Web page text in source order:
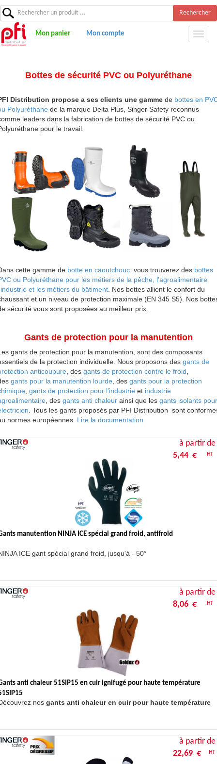
Rechercher
Mon panier Mon compte
Bottes de sécurité PVC ou Polyuréthane
Distribution propose a ses clients une gamme de bottes en
Polyuréthane de la marque Delta Plus, Singer Safety reconnus
leaders dans la fabrication de bottes de sécurité PVC ou
pour le travail.
cette gamme de botte en caoutchouc. vous trouverez des bottes
ou Polyuréthane pour les métiers de la pêche, l'agroalimentaire
et les métiers du bâtiment. Nos bottes allient le confort du
et un niveau de protection maximale (EN 345 S5). Nos
sécurité vous sont proposées au meilleur prix.
Gants de protection pour la manutention
gants de protection pour la manutention, sont des composants
de la protection individuelle. Nous proposons des gants de
anticoupure, des gants de protection contre le froid,
gants pour la manutention lourde, des gants pour la protection
, gants de protection pour l'industrie et industrie
, des gants anti chaleur ainsi que les gants isolants pour
. Tous les gants proposés par PFI Distribution sont
normes européennes. Lire la documentation
à partir de
5,44 €
HT
manutention NINJA ICE spécial grand froid, antifroid
ICE gant spécial grand froid, jusqu'à - 50°
à partir de
8,06 €
HT
anti chaleur 51SIP15 en cuir ignifugé pour haute température
nos gants anti chaleur en cuir pour haute température
à partir de
22,69 €
HT